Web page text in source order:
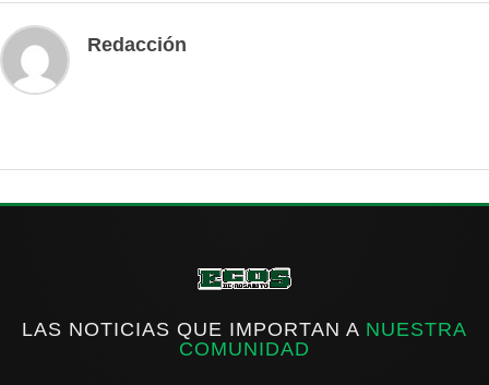
Redacción
LAS NOTICIAS QUE IMPORTAN A NUESTRA
COMUNIDAD